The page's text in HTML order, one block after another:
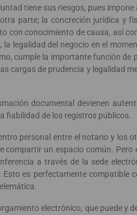
tiene sus riesgos, pues
parte; la concreción jurídica y
con conocimiento de causa, así
legalidad del negocio en el
cumple la importante función de
cargas de prudencia y legalidad
documental devienen
fiabilidad de los registros públicos.
personal entre el notario y los
compartir un espacio común.
a través de la sede
es perfectamente compatible
electrónico, que puede y